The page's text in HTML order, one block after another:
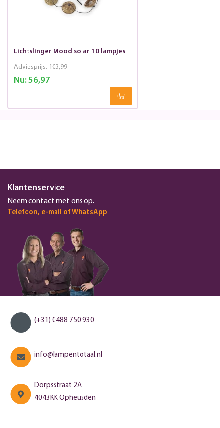
Lichtslinger Mood solar 10 lampjes
Nu:56,97
Adviesprijs: 103,99
Klantenservice
Neem contact met ons op.
Telefoon, e-mail of WhatsApp
(+31) 0488 750 930
info@lampentotaal.nl
Dorpsstraat 2A
4043KK Opheusden